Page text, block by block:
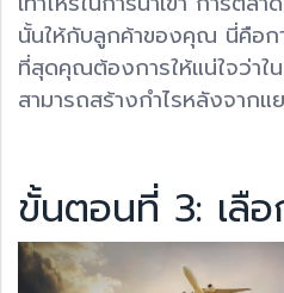
นั้นให้กับลูกค้าของคุณ นี่คือก
ที่สุดคุณต้องการให้แน่ใจว่า
สามารถสร้างกำไรหลังจาก
ขั้นตอนที่ 3: เลื